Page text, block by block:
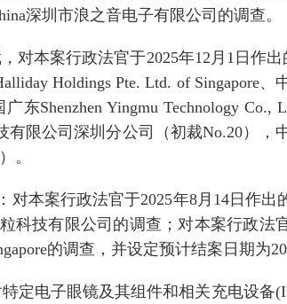
深圳市浪之音电子有限公司的调查。
， 对本案行政法官于2025年12 月 1 日作出
Holdings Pte. Ltd. of Singapore、
广东Shenzhen Yingmu Technology Co.,
有限公司深圳分公司（初裁No.20），
）。
对本案行政法官于2025年8月 14日作出
科技有限公司的调查； 对本案行政法
的调查，并设定预计结案日期为
定电子眼镜及其组件和相关充电设备